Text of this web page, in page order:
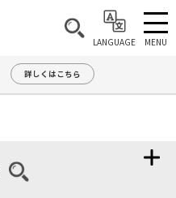
LANGUAGE MENU
詳しくはこちら